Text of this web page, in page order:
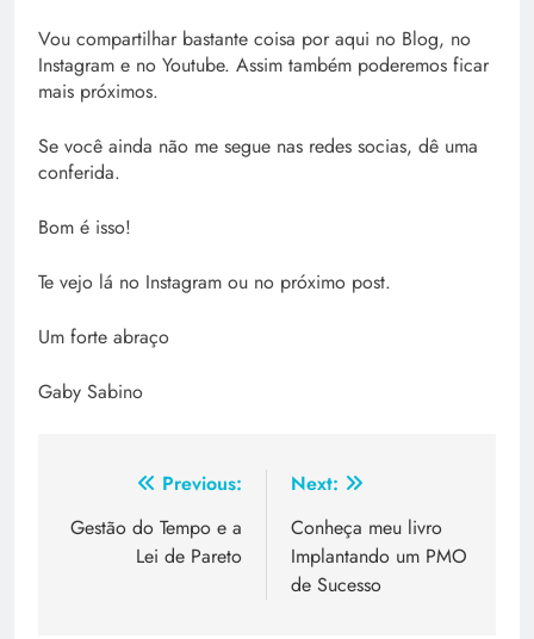
Vou compartilhar bastante coisa por aqui no Blog, no
Instagram e no Youtube. Assim também poderemos ficar
mais próximos.
Se você ainda não me segue nas redes socias, dê uma
conferida.
Bom é isso!
Te vejo lá no Instagram ou no próximo post.
Um forte abraço
Gaby Sabino
Previous:
Gestão do Tempo e a
Lei de Pareto
Next:
Conheça meu livro
Implantando um PMO
de Sucesso